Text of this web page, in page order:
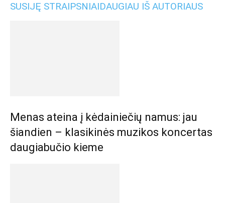
SUSIJĘ STRAIPSNIAIDAUGIAU IŠ AUTORIAUS
Menas ateina į kėdainiečių namus: jau
šiandien – klasikinės muzikos koncertas
daugiabučio kieme